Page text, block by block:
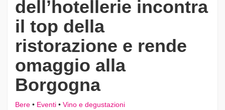
dell’hotellerie incontra
il top della
ristorazione e rende
omaggio alla
Borgogna
Bere • Eventi • Vino e degustazioni